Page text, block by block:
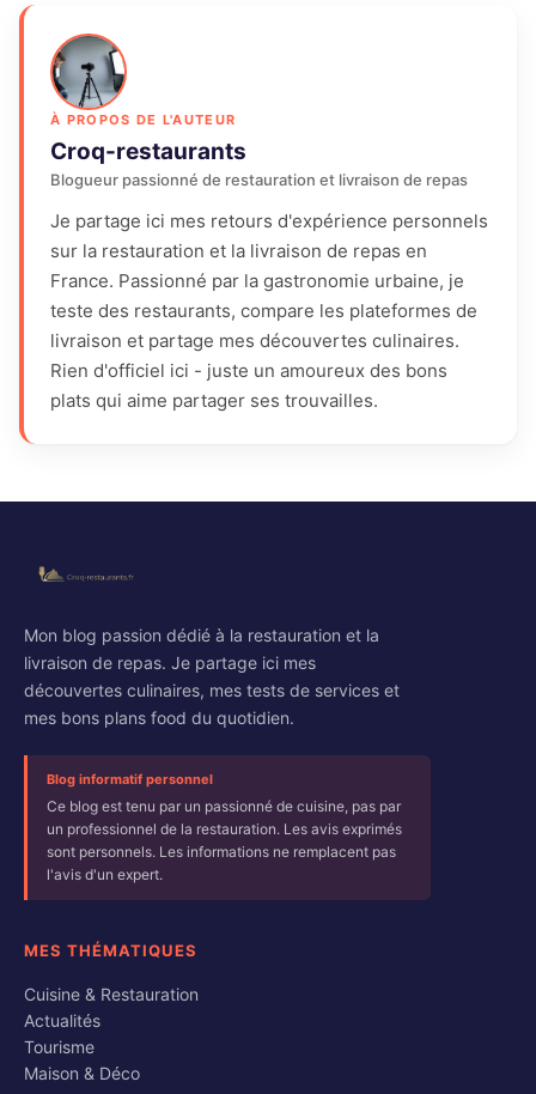
À PROPOS DE L'AUTEUR
Croq-restaurants
Blogueur passionné de restauration et livraison de repas
Je partage ici mes retours d'expérience personnels
sur la restauration et la livraison de repas en
France. Passionné par la gastronomie urbaine, je
teste des restaurants, compare les plateformes de
livraison et partage mes découvertes culinaires.
Rien d'officiel ici - juste un amoureux des bons
plats qui aime partager ses trouvailles.
Mon blog passion dédié à la restauration et la
livraison de repas. Je partage ici mes
découvertes culinaires, mes tests de services et
mes bons plans food du quotidien.
Blog informatif personnel
Ce blog est tenu par un passionné de cuisine, pas par
un professionnel de la restauration. Les avis exprimés
sont personnels. Les informations ne remplacent pas
l'avis d'un expert.
MES THÉMATIQUES
Cuisine & Restauration
Actualités
Tourisme
Maison & Déco